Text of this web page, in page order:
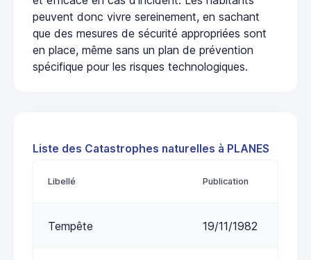
peuvent donc vivre sereinement, en sachant
que des mesures de sécurité appropriées sont
en place, même sans un plan de prévention
spécifique pour les risques technologiques.
Liste des Catastrophes naturelles à PLANES
Libellé Publication
Tempête 19/11/1982